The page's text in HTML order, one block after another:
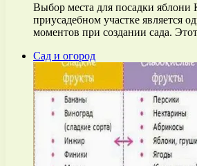
Выбор места для посадки яблони
приусадебном участке является
моментов при создании сада.
Сад и огород